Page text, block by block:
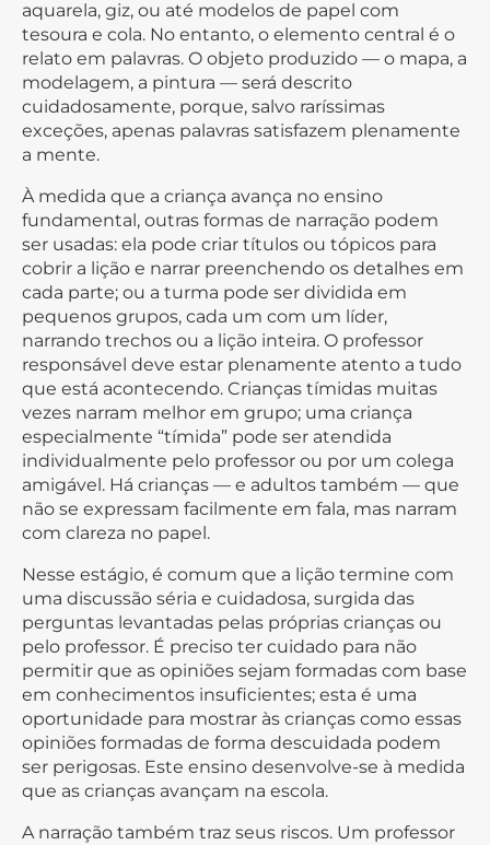
aquarela, giz, ou até modelos de papel com
tesoura e cola. No entanto, o elemento central é o
relato em palavras. O objeto produzido — o mapa, a
modelagem, a pintura — será descrito
cuidadosamente, porque, salvo raríssimas
exceções, apenas palavras satisfazem plenamente
a mente.
À medida que a criança avança no ensino
fundamental, outras formas de narração podem
ser usadas: ela pode criar títulos ou tópicos para
cobrir a lição e narrar preenchendo os detalhes em
cada parte; ou a turma pode ser dividida em
pequenos grupos, cada um com um líder,
narrando trechos ou a lição inteira. O professor
responsável deve estar plenamente atento a tudo
que está acontecendo. Crianças tímidas muitas
vezes narram melhor em grupo; uma criança
especialmente “tímida” pode ser atendida
individualmente pelo professor ou por um colega
amigável. Há crianças — e adultos também — que
não se expressam facilmente em fala, mas narram
com clareza no papel.
Nesse estágio, é comum que a lição termine com
uma discussão séria e cuidadosa, surgida das
perguntas levantadas pelas próprias crianças ou
pelo professor. É preciso ter cuidado para não
permitir que as opiniões sejam formadas com base
em conhecimentos insuficientes; esta é uma
oportunidade para mostrar às crianças como essas
opiniões formadas de forma descuidada podem
ser perigosas. Este ensino desenvolve-se à medida
que as crianças avançam na escola.
A narração também traz seus riscos. Um professor